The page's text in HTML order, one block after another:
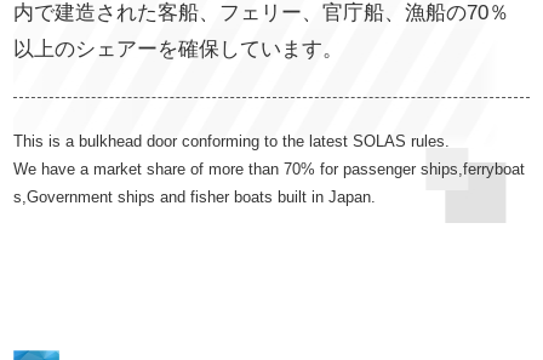
内で建造された客船、フェリー、官庁船、漁船の70％
以上のシェアーを確保しています。
This is a bulkhead door conforming to the latest SOLAS rules.
We have a market share of more than 70% for passenger ships,ferryboat
s,Government ships and fisher boats built in Japan.